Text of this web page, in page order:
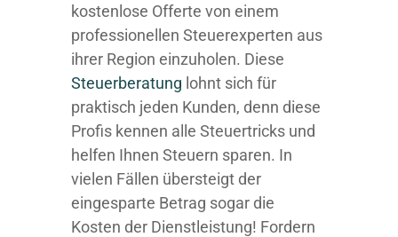
kostenlose Offerte von einem
professionellen Steuerexperten aus
ihrer Region einzuholen. Diese
Steuerberatung lohnt sich für
praktisch jeden Kunden, denn diese
Profis kennen alle Steuertricks und
helfen Ihnen Steuern sparen. In
vielen Fällen übersteigt der
eingesparte Betrag sogar die
Kosten der Dienstleistung! Fordern